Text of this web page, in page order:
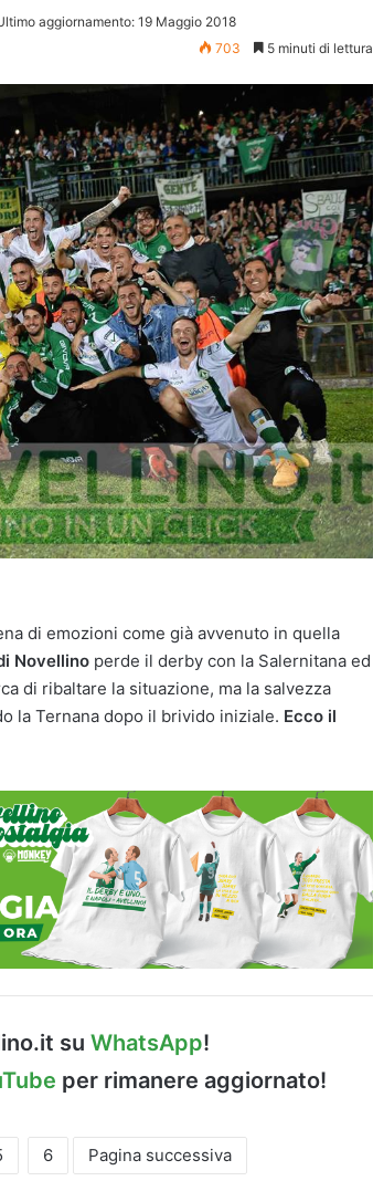
aggiornamento: 19 Maggio 2018
703
5 minuti di lettura
di emozioni come già avvenuto in quella
Novellino perde il derby con la Salernitana ed
di ribaltare la situazione, ma la salvezza
la Ternana dopo il brivido iniziale. Ecco il
su WhatsApp!
per rimanere aggiornato!
6 Pagina successiva